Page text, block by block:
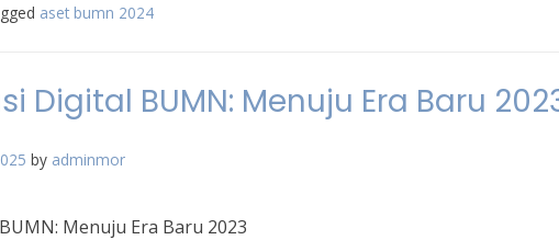
aset bumn 2024
Digital BUMN: Menuju Era Baru
by adminmor
Menuju Era Baru 2023